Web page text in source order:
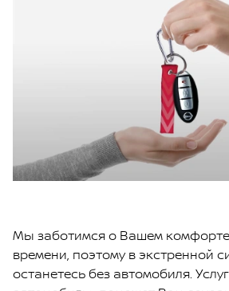
Мы заботимся о Вашем
времени, поэтому в экстренной
останетесь без автомобиля.